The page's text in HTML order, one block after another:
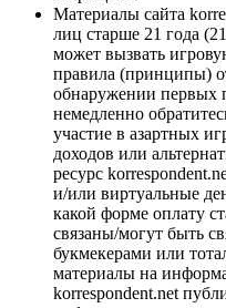
Материалы сайта
лиц старше 21 года
может вызвать
правила (принципы)
обнаружении первых
немедленно
участие в азартных
доходов или
ресурс
и/или виртуальные
какой форме оплату
связаны/могут быть
букмекерами или
материалы на
korrespondent.net